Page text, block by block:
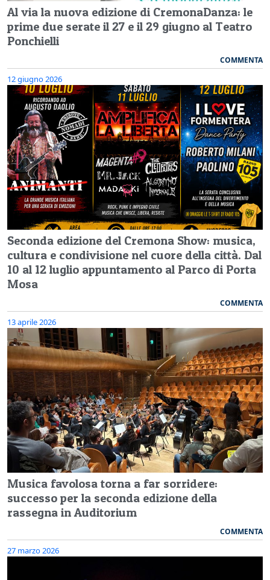
Al via la nuova edizione di CremonaDanza: le
prime due serate il 27 e il 29 giugno al Teatro
Ponchielli
COMMENTA
12 giugno 2026
Seconda edizione del Cremona Show: musica,
cultura e condivisione nel cuore della città. Dal
10 al 12 luglio appuntamento al Parco di Porta
Mosa
COMMENTA
13 aprile 2026
Musica favolosa torna a far sorridere:
successo per la seconda edizione della
rassegna in Auditorium
COMMENTA
27 marzo 2026